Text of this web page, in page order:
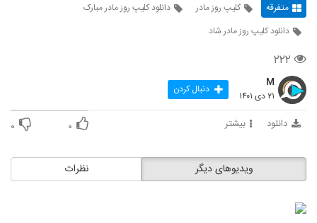
متفرقه کلیپ روز مادر
دانلود کلیپ روز مادر مبارک
دانلود کلیپ روز مادر شاد
۲۲۲
M
۲۱ دی ۱۴۰۱ دنبال کردن
دانلود بیشتر ۰ ۰
نظرات ویدیوهای دیگر